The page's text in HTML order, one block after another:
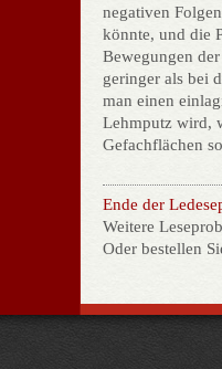
negativen
könnte, und die
Bewegungen
geringer als bei
man einen
Lehmputz wird,
Gefachflächen
Ende der
Weitere
Oder bestellen